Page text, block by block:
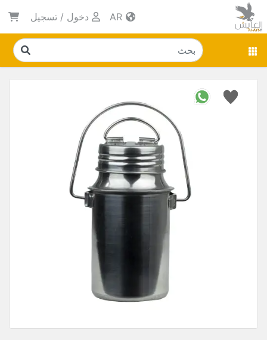
دخول / تسجيل